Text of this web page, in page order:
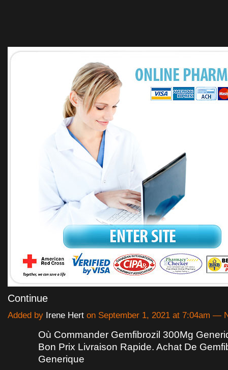
Continue
Added by Irene Hert on September 1, 2021 at 7:04am —
Où Commander Gemfibrozil 300Mg
Bon Prix Livraison Rapide. Achat De
Generique